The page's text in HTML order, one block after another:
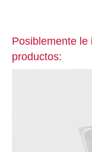
Posiblemente le
productos: